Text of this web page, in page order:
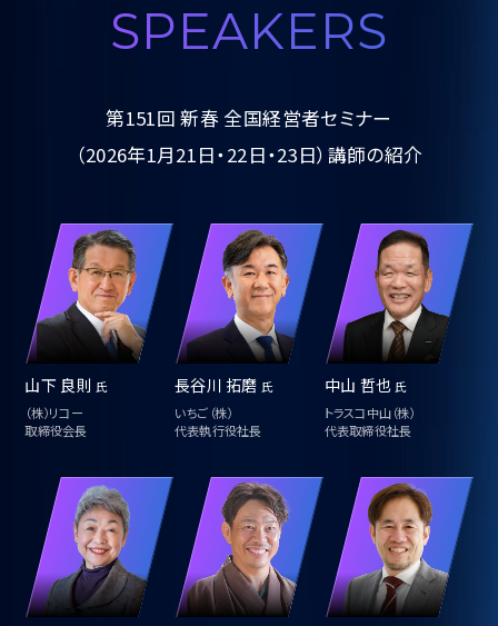
SPEAKERS
第151回 新春 全国経営者セミナー
（2026年1月21日・22日・23日）講師の紹介
山下 良則 氏
（株）リコー
取締役会長
長谷川 拓磨 氏
いちご（株）
代表執行役社長
中山 哲也 氏
トラスコ中山（株）
代表取締役社長